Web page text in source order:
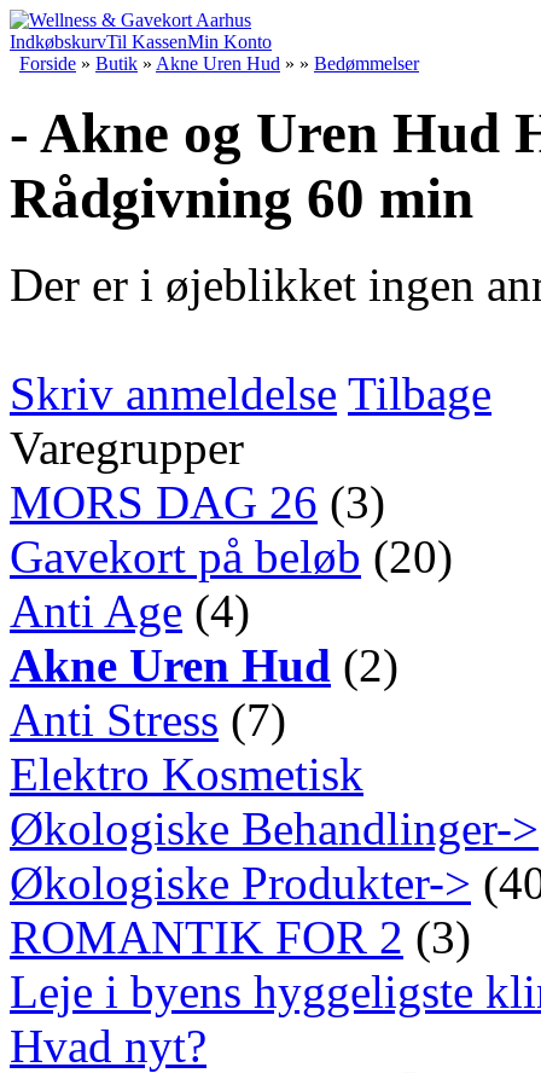
IndkøbskurvTil KassenMin Konto
Forside » Butik » Akne Uren Hud » » Bedømmelser
- Akne og Uren Hud
Rådgivning 60 min
Der er i øjeblikket ingen
Skriv anmeldelse Tilbage
Varegrupper
MORS DAG 26 (3)
Gavekort på beløb (20)
Anti Age (4)
Akne Uren Hud (2)
Anti Stress (7)
Elektro Kosmetisk
Økologiske Behandlinger->
Økologiske Produkter->
ROMANTIK FOR 2 (3)
Leje i byens hyggeligste
Hvad nyt?